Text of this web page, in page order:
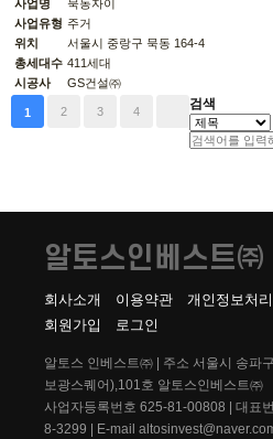
사업명
묵동자이
사업유형 주거
위치
서울시 중랑구 묵동 164-4
총세대수 411세대
시공사
GS건설㈜
1 2 3 4 검색
알토스인베스트㈜
회사소개 이용약관 개인정보처
회원가입
로그인
알토스 인베스트㈜ | 주소 서울시 송파
보광스퀘어),101호 알토스인베스트㈜
사업자등록번호 625-81-00808 | 대표
8-3299 | E-mail